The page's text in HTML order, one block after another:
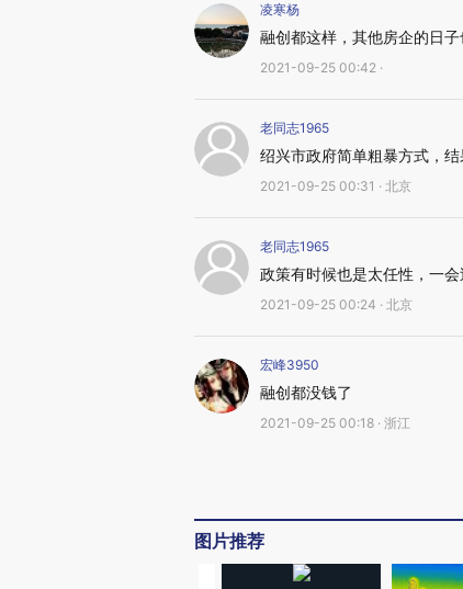
凌寒杨
融创都这样，其他房企的日
2021-09-25 00:42 ·
老同志1965
绍兴市政府简单粗暴方式，结
2021-09-25 00:31 · 北京
老同志1965
政策有时候也是太任性，一
2021-09-25 00:24 · 北京
宏峰3950
融创都没钱了
2021-09-25 00:18 · 浙江
图片推荐